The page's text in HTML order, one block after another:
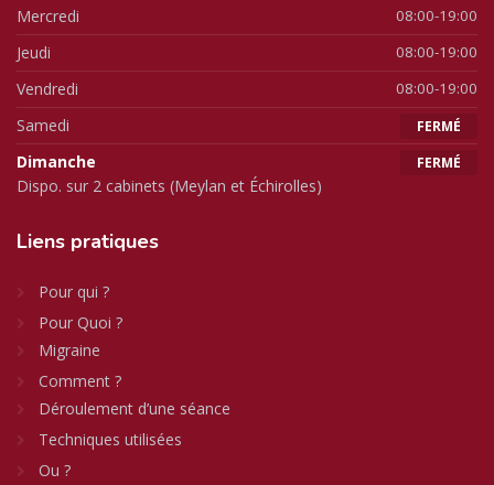
Mercredi 08:00-19:00
Jeudi 08:00-19:00
Vendredi 08:00-19:00
Samedi FERMÉ
Dimanche FERMÉ
Dispo. sur 2 cabinets (Meylan et Échirolles)
Liens pratiques
Pour qui ?
Pour Quoi ?
Migraine
Comment ?
Déroulement d’une séance
Techniques utilisées
Ou ?